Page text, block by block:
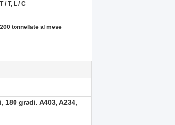
T / T, L / C
200 tonnellate al mese
gradi. A403, A234,